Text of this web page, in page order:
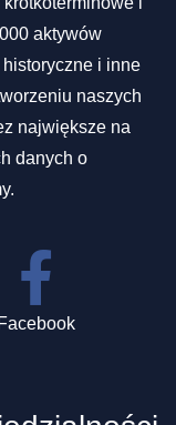
aktywów
i inne
naszych
największe na
danych o
Facebook